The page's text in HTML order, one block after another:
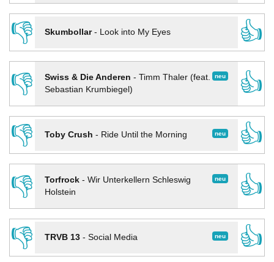
👎
Skumbollar- Look into My Eyes
👍
👎
neu
Swiss & Die Anderen - Timm Thaler (feat.
Sebastian Krumbiegel)
👍
👎
neu
Toby Crush - Ride Until the Morning
👍
👎
neu
Torfrock- Wir Unterkellern Schleswig
Holstein
👍
👎
neu
TRVB 13- Social Media
👍